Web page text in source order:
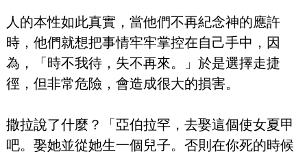
人的本性如此真實，當他們不再紀念神的應許
時，他們就想把事情牢牢掌控在自己手中，因
為，「時不我待，失不再來。」於是選擇走捷
徑，但非常危險，會造成很大的損害。
撒拉說了什麼？「亞伯拉罕，去娶這個使女夏甲
吧。娶她並從她生一個兒子。否則在你死的時候